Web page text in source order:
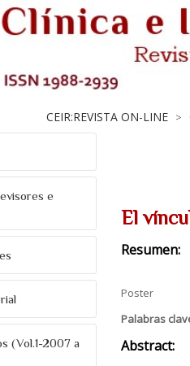
CEIR:REVISTA ON-LINE >
e
(Vol.1-2007 a
El
Resumen:
Poster
Palabras
Abstract: